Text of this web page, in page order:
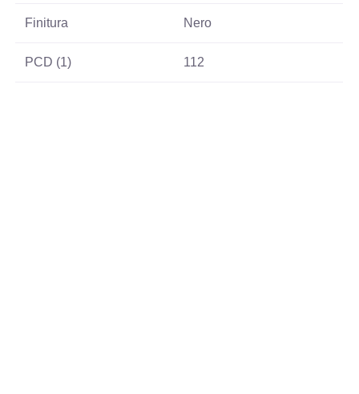
Finitura Nero
PCD (1) 112